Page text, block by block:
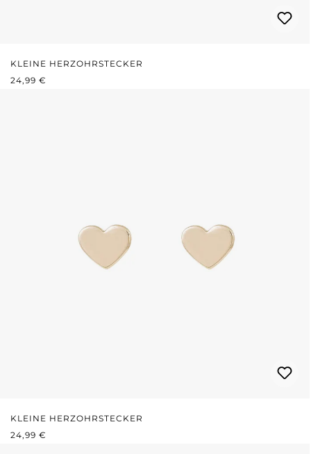
KLEINE HERZOHRSTECKER
REGULÄRER PREIS:
24,99 €
KLEINE HERZOHRSTECKER
REGULÄRER PREIS:
24,99 €